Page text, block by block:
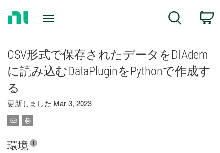
Search
CSV形式で保存されたデータをDIAdem
に読み込むDataPluginをPythonで作成す
る
更新しました Mar 3, 2023
環境